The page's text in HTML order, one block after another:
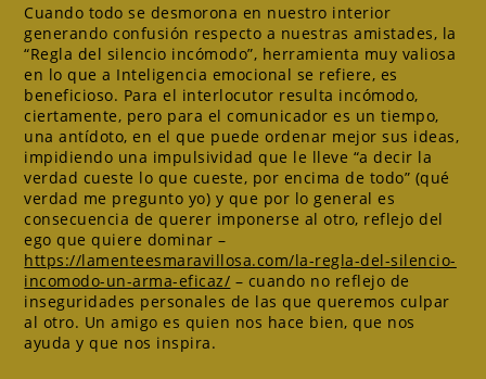
Cuando todo se desmorona en nuestro interior
generando confusión respecto a nuestras amistades, la
“Regla del silencio incómodo”, herramienta muy valiosa
en lo que a Inteligencia emocional se refiere, es
beneficioso. Para el interlocutor resulta incómodo,
ciertamente, pero para el comunicador es un tiempo,
una antídoto, en el que puede ordenar mejor sus ideas,
impidiendo una impulsividad que le lleve “a decir la
verdad cueste lo que cueste, por encima de todo” (qué
verdad me pregunto yo) y que por lo general es
consecuencia de querer imponerse al otro, reflejo del
ego que quiere dominar –
https://lamenteesmaravillosa.com/la-regla-del-silencio-
incomodo-un-arma-eficaz/ – cuando no reflejo de
inseguridades personales de las que queremos culpar
al otro. Un amigo es quien nos hace bien, que nos
ayuda y que nos inspira.